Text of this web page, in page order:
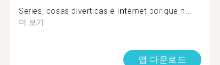
Series, cosas divertidas e Internet por que n...
더 보기
앱 다운로드